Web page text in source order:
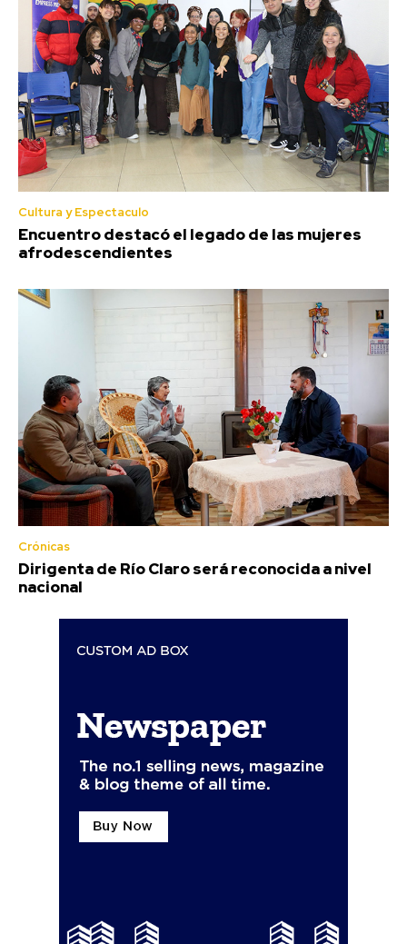
Cultura y Espectaculo
Encuentro destacó el legado de las mujeres
afrodescendientes
Crónicas
Dirigenta de Río Claro será reconocida a nivel
nacional